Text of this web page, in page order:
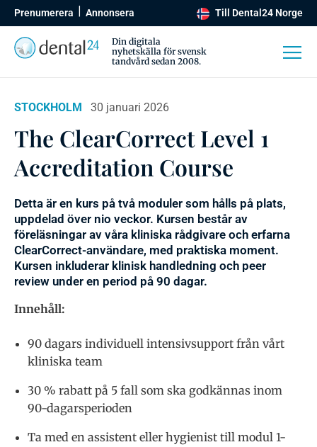
Prenumerera Annonsera Till Dental24 Norge
Din digitala
nyhetskälla för svensk
tandvård sedan 2008.
STOCKHOLM 30 januari 2026
The ClearCorrect Level 1
Accreditation Course
Detta är en kurs på två moduler som hålls på plats,
uppdelad över nio veckor. Kursen består av
föreläsningar av våra kliniska rådgivare och erfarna
ClearCorrect-användare, med praktiska moment.
Kursen inkluderar klinisk handledning och peer
review under en period på 90 dagar.
Innehåll:
90 dagars individuell intensivsupport från vårt
kliniska team
30 % rabatt på 5 fall som ska godkännas inom
90-dagarsperioden
Ta med en assistent eller hygienist till modul 1-